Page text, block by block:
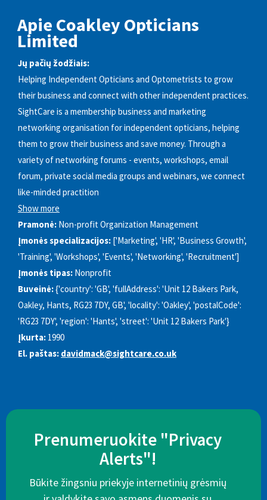
Apie Coakley Opticians
Limited
Jų pačių žodžiais:
Helping Independent Opticians and Optometrists to grow
their business and connect with other independent practices.
SightCare is a membership business and marketing
networking organisation for independent opticians, helping
them to grow their business and save money. Through a
variety of networking forums - events, workshops, email
forum, private social media groups and webinars, we connect
like-minded practition
Show more
Pramonė: Non-profit Organization Management
Įmonės specializacijos: ['Marketing', 'HR', 'Business Growth',
'Training', 'Workshops', 'Events', 'Networking', 'Recruitment']
Įmonės tipas: Nonprofit
Buveinė:{'country': 'GB', 'fullAddress': 'Unit 12 Bakers Park,
Oakley, Hants, RG23 7DY, GB', 'locality': 'Oakley', 'postalCode':
'RG23 7DY', 'region': 'Hants', 'street': 'Unit 12 Bakers Park'}
Įkurta: 1990
El. paštas: davidmack@sightcare.co.uk
Prenumeruokite "Privacy
Alerts"!
Būkite žingsniu priekyje internetinių grėsmių